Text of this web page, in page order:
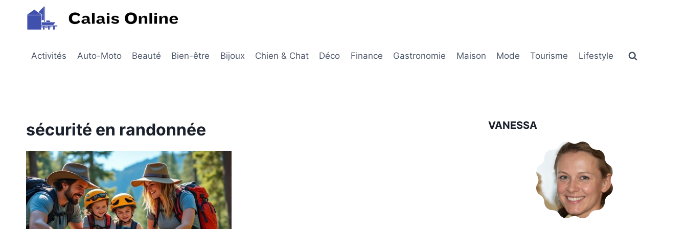
Activités Auto-Moto Beauté Bien-être Bijoux Chien & Chat Déco Finance Gastronomie Maison Mode Tourisme Lifestyle
sécurité en randonnée VANESSA